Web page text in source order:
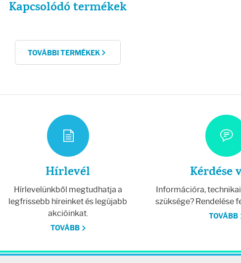
Kapcsolódó termékek
TOVÁBBI TERMÉKEK
Hírlevél
Hírlevelünkből megtudhatja a
legfrissebb híreinket és legújabb
akcióinkat.
TOVÁBB
Kérdése
Információra,
szüksége? Rendelése
TOVÁBB